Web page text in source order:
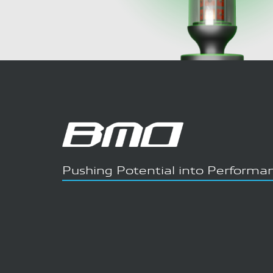
Pushing Potential into